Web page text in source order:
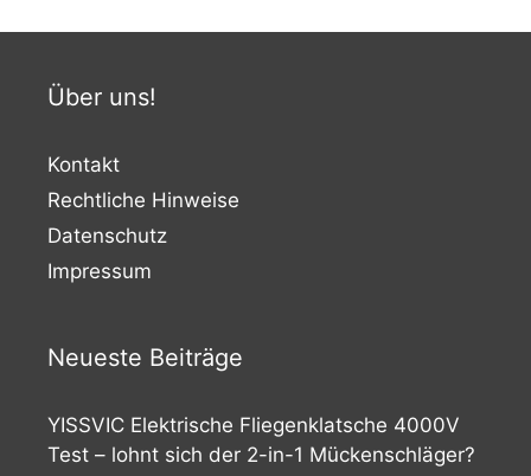
Über uns!
Kontakt
Rechtliche Hinweise
Datenschutz
Impressum
Neueste Beiträge
YISSVIC Elektrische Fliegenklatsche 4000V
Test – lohnt sich der 2-in-1 Mückenschläger?